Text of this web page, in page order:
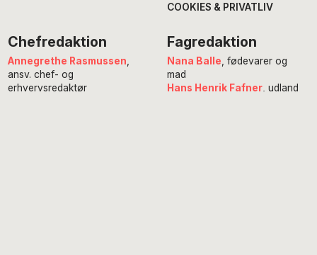
COOKIES & PRIVATLIV
Chefredaktion
Annegrethe Rasmussen
ansv. chef- og
erhvervsredaktør
Fagredaktion
Nana Balle , fødevarer og
mad
Hans Henrik Fafner, udland